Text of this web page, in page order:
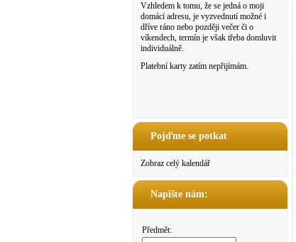
Vzhledem k tomu, že se jedná o moji
domácí adresu, je vyzvednutí možné i
dříve ráno nebo později večer či o
víkendech, termín je však třeba domluvit
individuálně.
Platební karty zatím nepřijímám.
Pojďme se potkat
Zobraz celý kalendář
Napište nám:
Předmět: